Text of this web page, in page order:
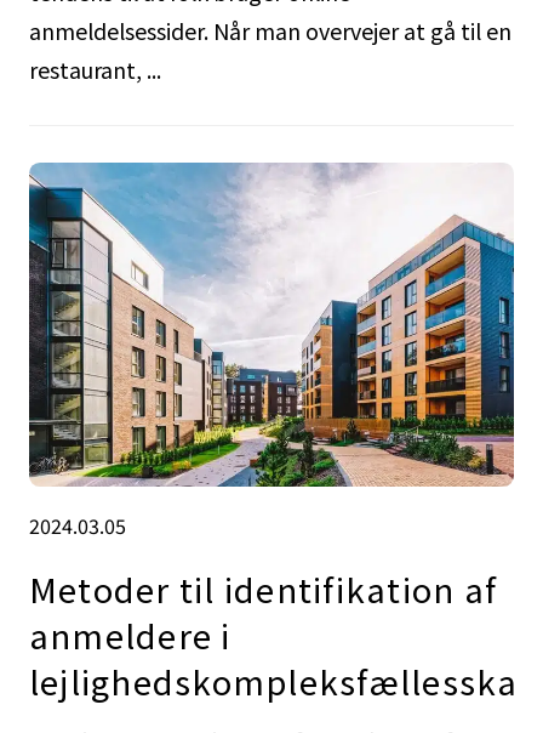
anmeldelsessider. Når man overvejer at gå til en
restaurant, ...
2024.03.05
Metoder til identifikation af
anmeldere i